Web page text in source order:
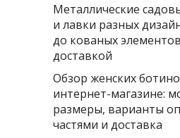
Металлические
и лавки разных
до кованых
доставкой
Обзор женских
интернет-магазине:
размеры, варианты
частями и доставка